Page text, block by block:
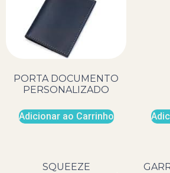
PORTA DOCUMENTO
PERSONALIZADO
Adicionar ao Carrinho
SQUEEZE